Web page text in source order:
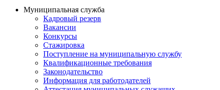
Муниципальная служба
Кадровый резерв
Вакансии
Конкурсы
Стажировка
Поступление на муниципальную службу
Квалификационные требования
Законодательство
Информация для работодателей